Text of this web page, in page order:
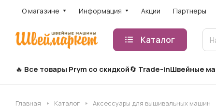
О магазине Информация Акции Партнеры
Каталог
Все товары Prym со скидкой Trade-inШвейные
Главная Каталог Аксессуары для вышивальных машин